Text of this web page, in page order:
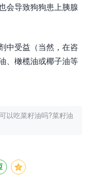
会导致狗狗患上胰腺
中受益（当然，在咨
、橄榄油或椰子油等
以吃菜籽油吗?菜籽油